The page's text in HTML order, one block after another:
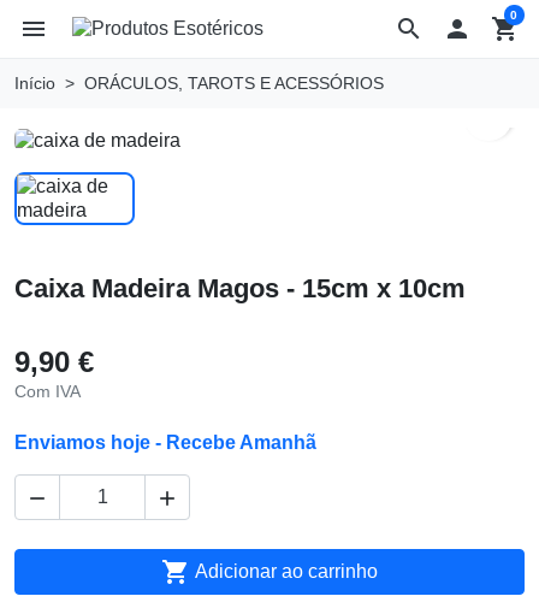
search
menu  shopping_cart
0
Início ORÁCULOS, TAROTS E ACESSÓRIOS
Caixa Madeira Magos - 15cm x 10cm
9,90 €
Com IVA
Enviamos hoje - Recebe Amanhã
 
 Adicionar ao carrinho